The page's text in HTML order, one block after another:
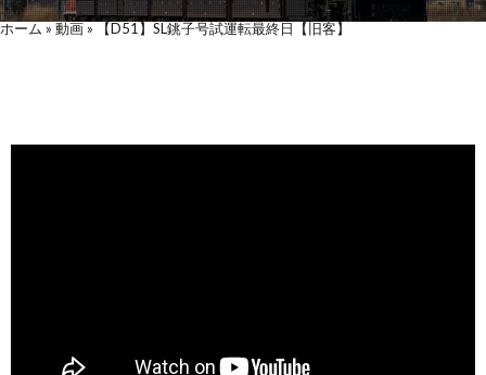
ホーム » 動画 » 【D51】SL銚子号試運転最終日【旧客】